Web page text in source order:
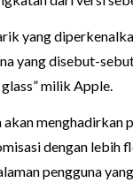
yang
yang disebut-
milik Apple.
akan menghadirkan
dengan lebih
pengguna